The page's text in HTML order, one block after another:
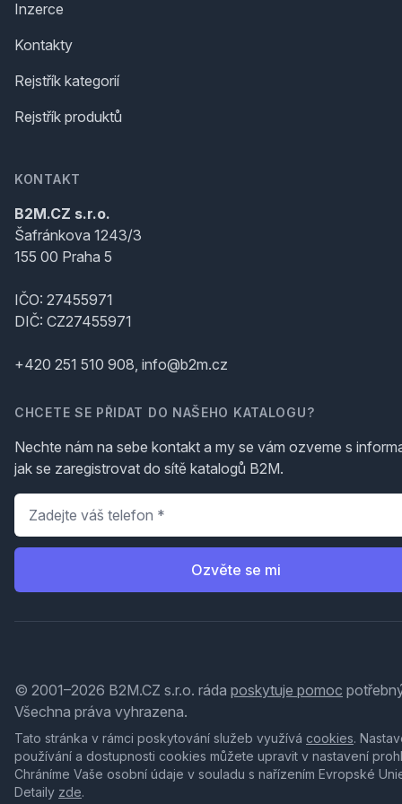
Inzerce
Kontakty
Rejstřík kategorií
Rejstřík produktů
KONTAKT
B2M.CZ s.r.o.
Šafránkova 1243/3
155 00 Praha 5
IČO: 27455971
DIČ: CZ27455971
+420 251 510 908, info@b2m.cz
CHCETE SE PŘIDAT DO NAŠEHO KATALOGU?
Nechte nám na sebe kontakt a my se vám ozveme s
jak se zaregistrovat do sítě katalogů B2M.
Telefon
Ozvěte se mi
© 2001–2026 B2M.CZ s.r.o. ráda poskytuje pomoc
Všechna práva vyhrazena.
Tato stránka v rámci poskytování služeb využívá cookies.
používání a dostupnosti cookies můžete upravit v nastavení
Chráníme Vaše osobní údaje v souladu s nařízením Evropské
Detaily zde.